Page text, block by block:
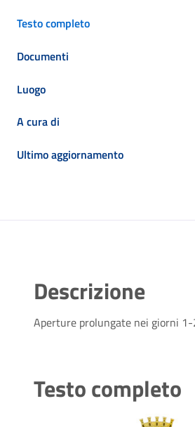
Testo completo
Documenti
Luogo
A cura di
Ultimo aggiornamento
Descrizione
Aperture prolungate nei giorni
Testo completo